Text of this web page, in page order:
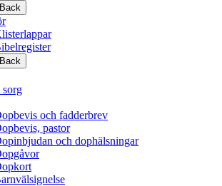
Back
Back
och fadderbrev
pastor
och dophälsningar